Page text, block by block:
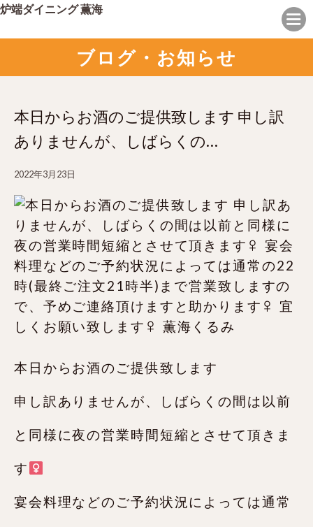
炉端ダイニング 薫海
ブログ・お知らせ
本日からお酒のご提供致します 申し訳
ありませんが、しばらくの…
2022年3月23日
本日からお酒のご提供致します
申し訳ありませんが、しばらくの間は以前
と同様に夜の営業時間短縮とさせて頂きま
す‍
宴会料理などのご予約状況によっては通常